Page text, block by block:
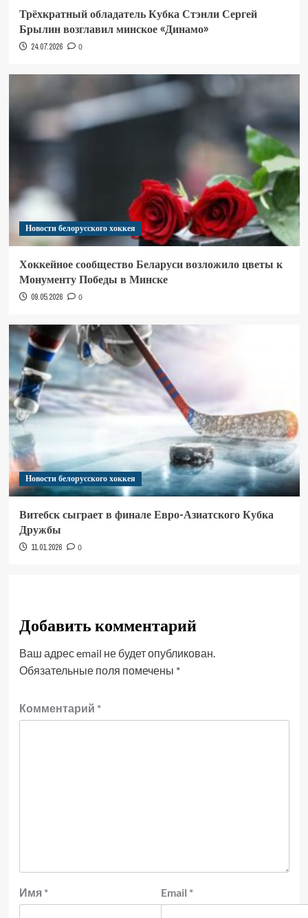
Трёхкратный обладатель Кубка Стэнли Сергей
Брылин возглавил минское «Динамо»
24.07.2026 0
Новости белорусского хоккея
Хоккейное сообщество Беларуси возложило цветы к
Монументу Победы в Минске
09.05.2026 0
Новости белорусского хоккея
Витебск сыграет в финале Евро-Азиатского Кубка
Дружбы
11.01.2026 0
Добавить комментарий
Ваш адрес email не будет опубликован.
Обязательные поля помечены *
Комментарий *
Имя * Email *